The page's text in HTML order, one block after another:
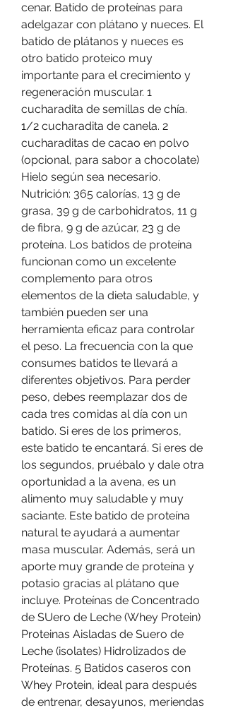
cenar. Batido de proteínas para
adelgazar con plátano y nueces. El
batido de plátanos y nueces es
otro batido proteico muy
importante para el crecimiento y
regeneración muscular. 1
cucharadita de semillas de chía.
1/2 cucharadita de canela. 2
cucharaditas de cacao en polvo
(opcional, para sabor a chocolate)
Hielo según sea necesario.
Nutrición: 365 calorías, 13 g de
grasa, 39 g de carbohidratos, 11 g
de fibra, 9 g de azúcar, 23 g de
proteína. Los batidos de proteína
funcionan como un excelente
complemento para otros
elementos de la dieta saludable, y
también pueden ser una
herramienta eficaz para controlar
el peso. La frecuencia con la que
consumes batidos te llevará a
diferentes objetivos. Para perder
peso, debes reemplazar dos de
cada tres comidas al día con un
batido. Si eres de los primeros,
este batido te encantará. Si eres de
los segundos, pruébalo y dale otra
oportunidad a la avena, es un
alimento muy saludable y muy
saciante. Este batido de proteína
natural te ayudará a aumentar
masa muscular. Además, será un
aporte muy grande de proteína y
potasio gracias al plátano que
incluye. Proteínas de Concentrado
de SUero de Leche (Whey Protein)
Proteinas Aisladas de Suero de
Leche (isolates) Hidrolizados de
Proteínas. 5 Batidos caseros con
Whey Protein, ideal para después
de entrenar, desayunos, meriendas